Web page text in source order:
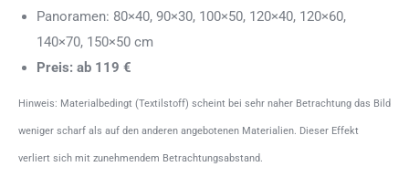
Panoramen: 80×40, 90×30, 100×50, 120×40, 120×60,
140×70, 150×50 cm
Preis: ab 119 €
Hinweis: Materialbedingt (Textilstoff) scheint bei sehr naher Betrachtung das Bild
weniger scharf als auf den anderen angebotenen Materialien. Dieser Effekt
verliert sich mit zunehmendem Betrachtungsabstand.